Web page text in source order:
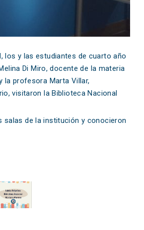
los y las estudiantes de cuarto año
Di Miro, docente de la materia
la profesora Marta Villar,
visitaron la Biblioteca Nacional
salas de la institución y conocieron